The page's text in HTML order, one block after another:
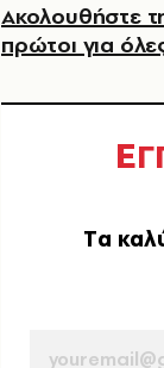
Ακολουθήστε
πρώτοι για
Ε
Tα